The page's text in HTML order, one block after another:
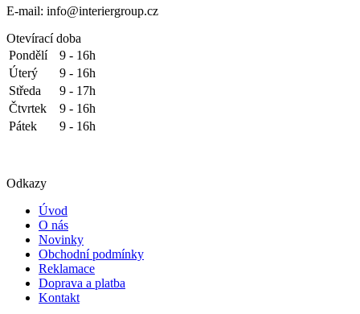
E-mail: info@interiergroup.cz
Otevírací doba
Pondělí
9 - 16h
Úterý
9 - 16h
Středa
9 - 17h
Čtvrtek
9 - 16h
Pátek
9 - 16h
Odkazy
Úvod
O nás
Novinky
Obchodní podmínky
Reklamace
Doprava a platba
Kontakt